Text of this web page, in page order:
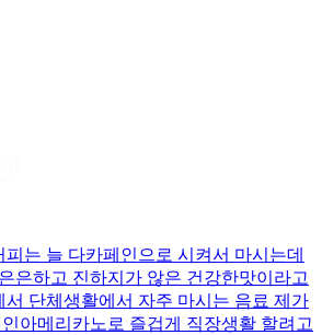
는 늘 다카페인으로 시켜서 마시는데
은하고 진하지가 않은 건강한맛이라고
단체생활에서 자주 마시는 음료 제가
아메리카노로 즐겁게 직장생활 할려고